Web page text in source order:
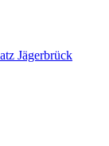
Jägerbrück